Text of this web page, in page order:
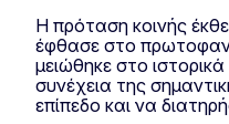
Η πρόταση κοινής
έφθασε στο
μειώθηκε στο
συνέχεια της
επίπεδο και να